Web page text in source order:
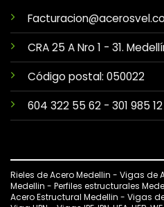
CRA 25 A Nro 1 - 31.
Código postal: 050022
604 322 55 62- 301 985 12
Rieles de Acero Medellin - Vigas de
Medellin - Perfiles estructurales
Acero Estructural Medellin - Vigas